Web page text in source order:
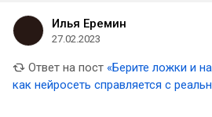
Илья Еремин
27.02.2023
Ответ на пост «Берите ложки и
как нейросеть справляется с